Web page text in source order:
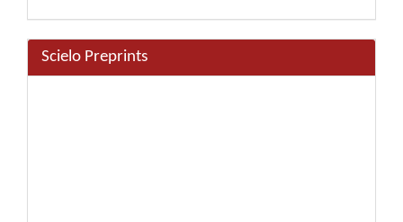
Scielo Preprints